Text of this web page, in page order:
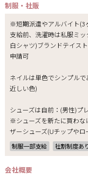
制服・社販
※短期派遣やアルバイト(3
支給前、洗濯時は私服ミッ
白シャツ)ブランドテイス
申請可
ネイルは単色でシンプル
近しい色)
シューズは自前：(男性)プ
※シューズを新たに買わな
ザーシューズ(Uチップやロ
制服一部支給 社割制度あ
会社概要